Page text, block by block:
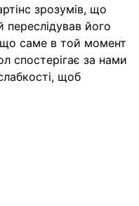
зрозумів, що
його
саме в той момент
спостерігає за нами
щоб